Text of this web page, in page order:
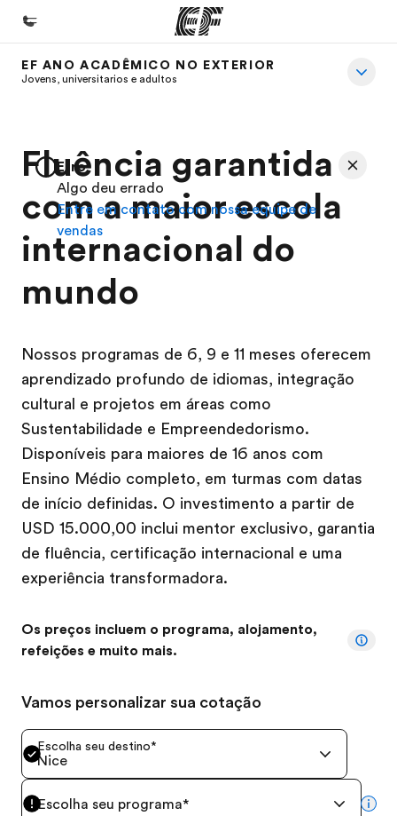
Início
Programas
Saiba tudo que oferecemos
Lojas
Encontre uma loja
Quem somos
Junte-se a nós
EF ANO ACADÊMICO NO EXTERIOR
Jovens, universitarios e adultos
Fluência garantida
com a maior escola
internacional do
mundo
Nossos programas de 6, 9 e 11 meses oferecem
aprendizado profundo de idiomas, integração
cultural e projetos em áreas como
Sustentabilidade e Empreendedorismo.
Disponíveis para maiores de 16 anos com
Ensino Médio completo, em turmas com datas
de início definidas. O investimento a partir de
USD 15.000,00 inclui mentor exclusivo, garantia
de fluência, certificação internacional e uma
experiência transformadora.
Os preços incluem o programa, alojamento,
refeições e muito mais.
Vamos personalizar sua cotação
Escolha seu destino*
Nice
Escolha seu programa*
Erro
Algo deu errado
Entre em contato com nossa equipe de
vendas